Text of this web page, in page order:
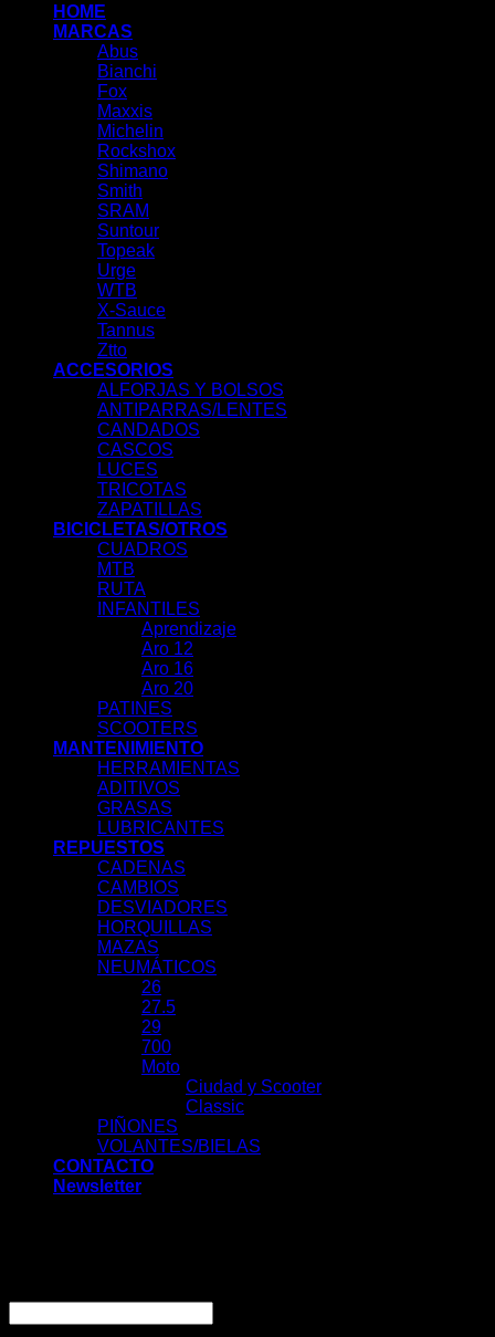
HOME
MARCAS
Abus
Bianchi
Fox
Maxxis
Michelin
Rockshox
Shimano
Smith
SRAM
Suntour
Topeak
Urge
WTB
X-Sauce
Tannus
Ztto
ACCESORIOS
ALFORJAS Y BOLSOS
ANTIPARRAS/LENTES
CANDADOS
CASCOS
LUCES
TRICOTAS
ZAPATILLAS
BICICLETAS/OTROS
CUADROS
MTB
RUTA
INFANTILES
Aprendizaje
Aro 12
Aro 16
Aro 20
PATINES
SCOOTERS
MANTENIMIENTO
HERRAMIENTAS
ADITIVOS
GRASAS
LUBRICANTES
REPUESTOS
CADENAS
CAMBIOS
DESVIADORES
HORQUILLAS
MAZAS
NEUMÁTICOS
26
27.5
29
700
Moto
Ciudad y Scooter
Classic
PIÑONES
VOLANTES/BIELAS
CONTACTO
Newsletter